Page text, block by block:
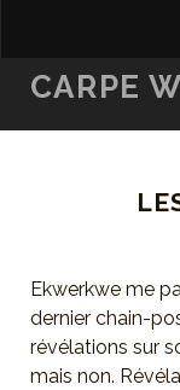
CARPE
Ekwerkwe me
dernier chain-
révélations sur
mais non.